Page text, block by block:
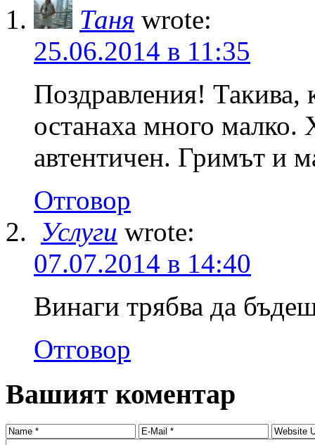
Таня wrote:
25.06.2014 в 11:35
Поздравления! Такива,
останаха много малко.
автентичен. Гримът и
Отговор
Услуги wrote:
07.07.2014 в 14:40
Винаги трябва да
Отговор
Вашият коментар